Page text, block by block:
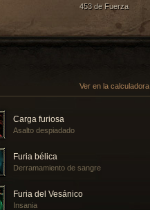
453 de Fuerza
Ver en la calculadora
Carga furiosa
Asalto despiadado
Furia bélica
Derramamiento de sangre
Furia del Vesánico
Insania